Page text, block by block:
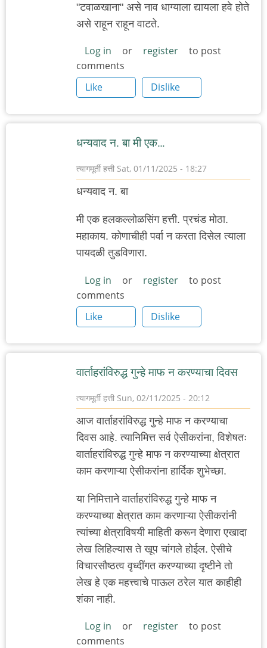
"टवाळखाना" असे नाव धाग्याला द्यायला हवे होते
असे राहून राहून वाटते.
Log in or register
to post
comments
Like
Dislike
धन्यवाद न. बा मी एक…
त्यागमूर्ती हत्ती Sat, 01/11/2025 - 18:27
धन्यवाद न. बा
मी एक हलकल्लोळसिंग हत्ती. प्रचंड मोठा.
महाकाय. कोणाचीही पर्वा न करता दिसेल त्याला
पायदळी तुडविणारा.
Log in or register
to post
comments
Like
Dislike
वार्ताहरांविरुद्ध गुन्हे माफ न करण्याचा दिवस
त्यागमूर्ती हत्ती Sun, 02/11/2025 - 20:12
आज वार्ताहरांविरुद्ध गुन्हे माफ न करण्याचा
दिवस आहे. त्यानिमित्त सर्व ऐसीकरांना, विशेषतः
वार्ताहरांविरुद्ध गुन्हे माफ न करण्याच्या क्षेत्रात
काम करणाऱ्या ऐसीकरांना हार्दिक शुभेच्छा.
या निमित्ताने वार्ताहरांविरुद्ध गुन्हे माफ न
करण्याच्या क्षेत्रात काम करणाऱ्या ऐसीकरांनी
त्यांच्या क्षेत्राविषयी माहिती करून देणारा एखादा
लेख लिहिल्यास ते खूप चांगले होईल. ऐसीचे
विचारसौष्ठत्व वृध्दींगत करण्याच्या दृष्टीने तो
लेख हे एक महत्त्वाचे पाऊल ठरेल यात काहीही
शंका नाही.
Log in or register
to post
comments